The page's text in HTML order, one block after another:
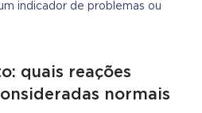
indicador de problemas ou
quais reações
normais